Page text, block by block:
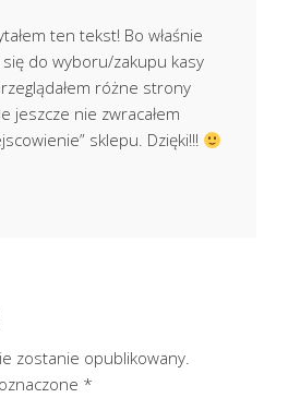
ten tekst! Bo właśnie
się do wyboru/zakupu kasy
różne strony
jeszcze nie zwracałem
sklepu. Dzięki!!!
zostanie opublikowany.
*